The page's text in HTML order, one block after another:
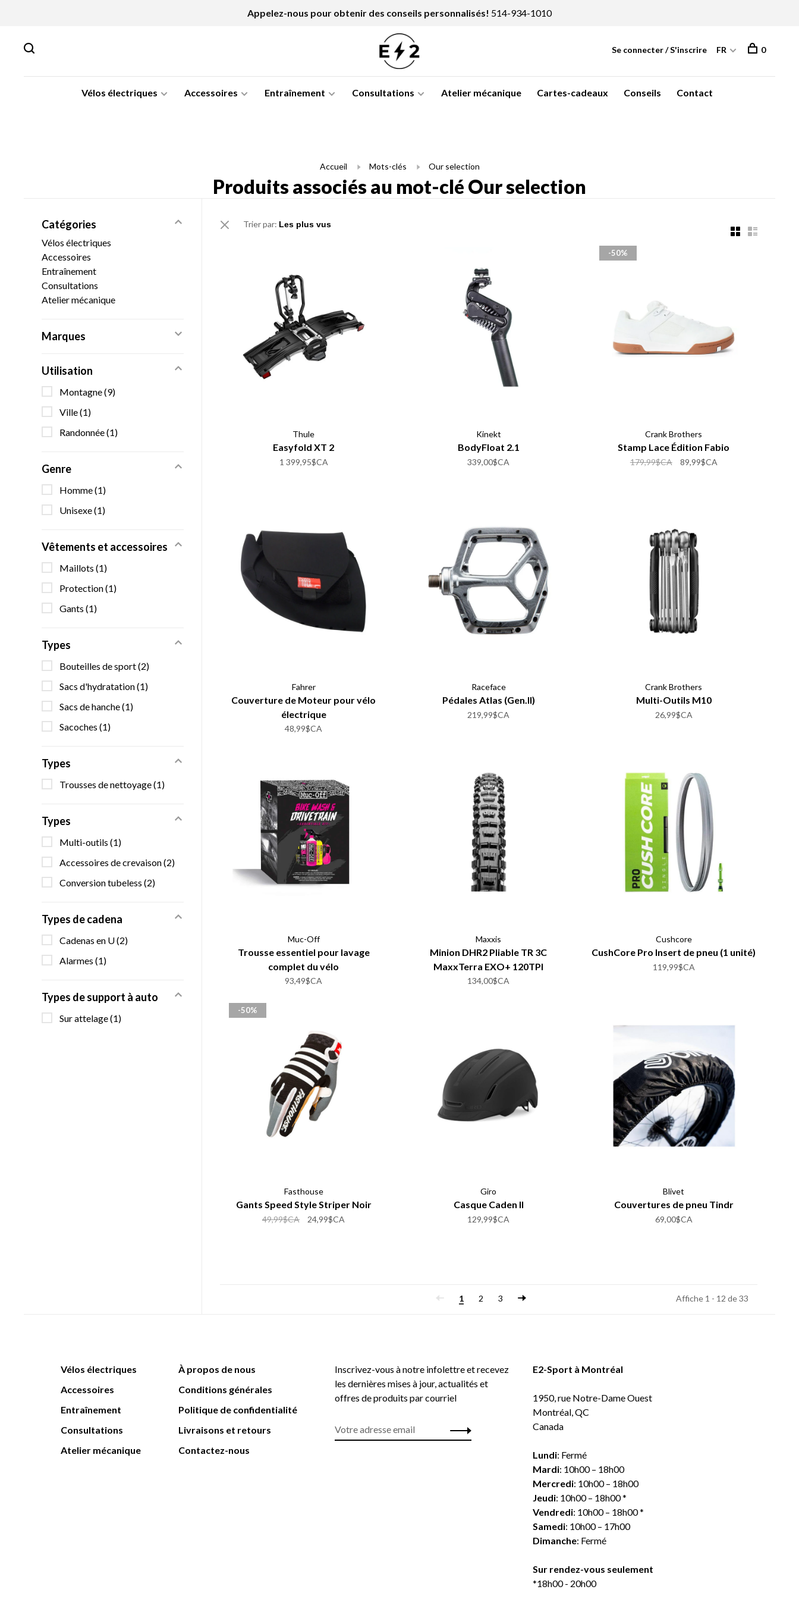
Appelez-nous pour obtenir des conseils personnalisés! 514-934-1010
Vélos électriques Accessoires Entraînement Consultations Atelier mécanique Cartes-cadeaux Conseils Contact
Se connecter / S'inscrire FR 0
Accueil Mots-clés Our selection
Produits associés au mot-clé Our selection
Catégories
Vélos électriques
Accessoires
Entraînement
Consultations
Atelier mécanique
Marques
Utilisation
Montagne(9)
Ville(1)
Randonnée(1)
Genre
Homme(1)
Unisexe(1)
Vêtements et accessoires
Maillots (1)
Protection(1)
Gants (1)
Types
Bouteilles de sport(2)
Sacs d'hydratation(1)
Sacs de hanche(1)
Sacoches (1)
Types
Trousses de nettoyage(1)
Types
Multi-outils (1)
Accessoires de crevaison(2)
Conversion tubeless (2)
Types de cadena
Cadenas en U(2)
Alarmes (1)
Types de support à auto
Sur attelage(1)
Trier par:
Thule
Easyfold XT 2
1 399,95$CA
Kinekt
BodyFloat 2.1
339,00$CA
-50%
Crank Brothers
Stamp Lace Édition Fabio
179,99$CA 89,99$CA
Fahrer
Couverture de Moteur pour vélo
électrique
48,99$CA
Raceface
Pédales Atlas (Gen.II)
219,99$CA
Crank Brothers
Multi-Outils M10
26,99$CA
Muc-Off
Trousse essentiel pour lavage
complet du vélo
93,49$CA
Maxxis
Minion DHR2 Pliable TR 3C
MaxxTerra EXO+ 120TPI
134,00$CA
Cushcore
CushCore Pro Insert de pneu (1 unité)
119,99$CA
-50%
Fasthouse
Gants Speed Style Striper Noir
49,99$CA 24,99$CA
Giro
Casque Caden II
129,99$CA
Blivet
Couvertures de pneu Tindr
69,00$CA
1 2 3 Affiche 1 - 12 de 33
Vélos électriques
Accessoires
Entraînement
Consultations
Atelier mécanique
À propos de nous
Conditions générales
Politique de confidentialité
Livraisons et retours
Contactez-nous
Inscrivez-vous à notre infolettre et recevez
les dernières mises à jour, actualités et
offres de produits par courriel
E2-Sport à Montréal
1950, rue Notre-Dame Ouest
Montréal, QC
Canada
Lundi: Fermé
Mardi: 10h00 – 18h00
Mercredi: 10h00 – 18h00
Jeudi: 10h00 – 18h00 *
Vendredi: 10h00 – 18h00 *
Samedi: 10h00 – 17h00
Dimanche: Fermé
Sur rendez-vous seulement
*18h00 - 20h00